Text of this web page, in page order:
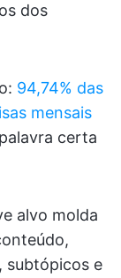
dos
94,74% das
mensais
certa
alvo molda
subtópicos e